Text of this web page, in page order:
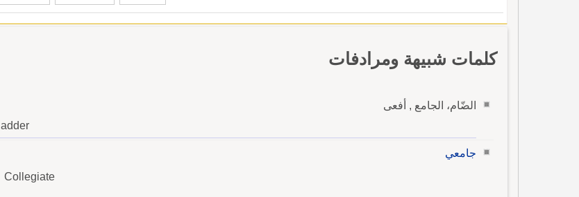
كلمات شبيهة ومرادفات
الضّام، الجامع , أفعى
adder
جامعي
Collegiate